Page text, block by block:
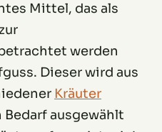
Mittel, das als
werden
Dieser wird aus
Kräuter
ausgewählt